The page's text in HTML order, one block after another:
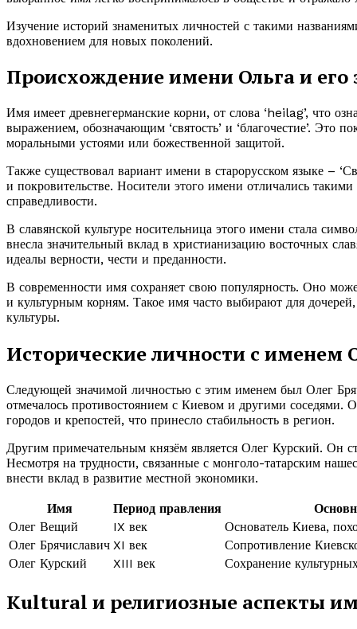
Изучение историй знаменитых личностей с такими
вдохновением для новых поколений.
Происхождение имени Ольга и его
Имя имеет древнегерманские корни, от слова ‘heilag’, что
выражением, обозначающим ‘святость’ и ‘благочестие’. Это
моральными устоями или божественной защитой.
Также существовал вариант имени в старорусском языке –
и покровительстве. Носители этого имени отличались
справедливости.
В славянской культуре носительница этого имени стала
внесла значительный вклад в христианизацию восточных
идеалы верности, чести и преданности.
В современности имя сохраняет свою популярность. Оно
и культурным корням. Такое имя часто выбирают для
культуры.
Исторические личности с именем
Следующей значимой личностью с этим именем был Олег
отмечалось противостоянием с Киевом и другими соседями.
городов и крепостей, что принесло стабильность в регион.
Другим примечательным князём является Олег Курский. Он
Несмотря на трудности, связанные с монголо-татарским
внести вклад в развитие местной экономики.
Имя
Период правления
Олег Вещий
IX век
Основатель Киева,
Олег Брячиславич XI век
Сопротивление
Олег Курский
XIII век Сохранение
Кultural и религиозные аспекты